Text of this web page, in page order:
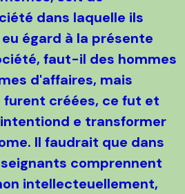
dans laquelle ils
égard à la présente
faut-il des hommes
d'affaires, mais
furent créées, ce fut et
e transformer
Il faudrait que dans
comprennent
intellecteuellement,